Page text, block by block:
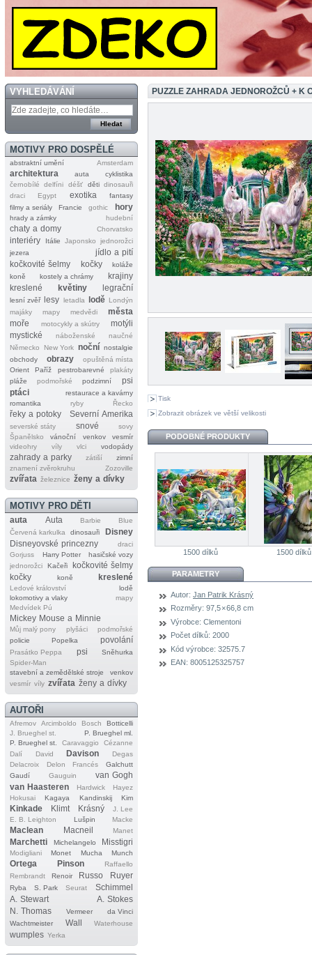
VYHLEDÁVÁNÍ
MOTIVY PRO DOSPĚLÉ
abstraktní umění Amsterdam
architektura auta
cyklistika
černobílé
delfíni déšť děti dinosauři
draci
Egypt exotika
fantasy
filmy a seriály
Francie gothic hory
hrady a zámky hudební
chaty a domy Chorvatsko
interiéry Itálie Japonsko
jednorožci
jezera
jídlo a pití
kočkovité šelmy
kočky
koláže
koně
kostely a chrámy
krajiny
kreslené
květiny legrační
lesní zvěř lesy letadla lodě Londýn
majáky
mapy medvědi
města
moře
motocykly a skútry
motýli
mystické
náboženské
naučné
Německo
New York noční nostalgie
obchody
obrazy
opuštěná místa
Orient
Paříž pestrobarevné
plakáty
pláže
podmořské podzimní
psi
ptáci
restaurace a kavárny
romantika
ryby Řecko
řeky a potoky Severní Amerika
severské státy snové
sovy
Španělsko
vánoční venkov
vesmír
videohry
víly vlci vodopády
zahrady a parky zátiší
zimní
znamení zvěrokruhu
Zozoville
zvířata železnice ženy a dívky
MOTIVY PRO DĚTI
auta Auta Barbie
Blue
Červená karkulka
dinosauři
Disney
Disneyovské princezny
draci
Gorjuss
Harry Potter
hasičské vozy
jednorožci
Kačeři
kočkovité šelmy
kočky
koně kreslené
Ledové království
lodě
lokomotivy a vlaky
mapy
Medvídek Pú
Mickey Mouse a Minnie
Můj malý pony plyšáci
podmořské
policie
Popelka povolání
Prasátko Peppa psi
Sněhurka
Spider‐Man
stavební a zemědělské stroje
venkov
vesmír víly zvířata ženy a dívky
AUTOŘI
Afremov Arcimboldo Bosch
Botticelli
J. Brueghel st.
P. Brueghel ml.
P. Brueghel st.
Caravaggio
Cézanne
Dalí
David Davison
Degas
Delacroix
Delon Francés
Galchutt
Gaudí
Gauguin
van Gogh
van Haasteren
Hardwick
Hayez
Hokusai
Kagaya Kandinskij Kim
Kinkade Klimt Krásný
J. Lee
E. B. Leighton
Lušpin Macke
Maclean Macneil Manet
Marchetti Michelangelo Misstigri
Modigliani Monet Mucha Munch
Ortega Pinson
Raffaello
Rembrandt
Renoir Russo Ruyer
Ryba S. Park Seurat
Schimmel
A. Stewart
A. Stokes
N. Thomas
Vermeer
da Vinci
Wachtmeister
Wall Waterhouse
wumples Yerka
PUZZLE ZAHRADA JEDNOROŽCŮ + K
Tisk
Zobrazit obrázek ve větší velikosti
PODOBNÉ PRODUKTY
1500 dílků 1500 dílků
PARAMETRY
Autor: Jan Patrik Krásný
Rozměry: 97,5 × 66,8 cm
Výrobce: Clementoni
Počet dílků: 2000
Kód výrobce: 32575.7
EAN: 8005125325757